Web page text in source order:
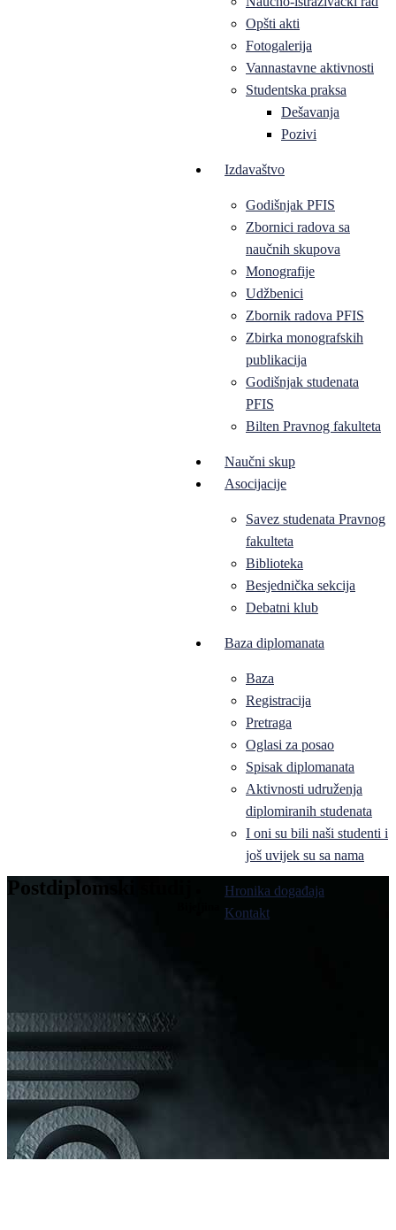
Opšti akti
Fotogalerija
Vannastavne aktivnosti
Studentska praksa
Dešavanja
Pozivi
Izdavaštvo
Godišnjak PFIS
Zbornici radova sa
naučnih skupova
Monografije
Udžbenici
Zbornik radova PFIS
Zbirka monografskih
publikacija
Godišnjak studenata
PFIS
Bilten Pravnog fakulteta
Naučni skup
Asocijacije
Savez studenata Pravnog
fakulteta
Biblioteka
Besjednička sekcija
Debatni klub
Baza diplomanata
Baza
Registracija
Pretraga
Oglasi za posao
Spisak diplomanata
Aktivnosti udruženja
diplomiranih studenata
I oni su bili naši studenti i
još uvijek su sa nama
Hronika događaja
Kontakt
Postdiplomski studij